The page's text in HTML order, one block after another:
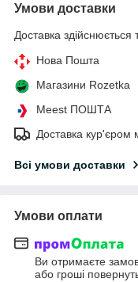
Умови доставки
Доставка здійснюється
Нова Пошта
Магазини Rozetka
Meest ПОШТА
Доставка кур'єром
Всі умови доставки
Умови оплати
Ви отримаєте
або гроші